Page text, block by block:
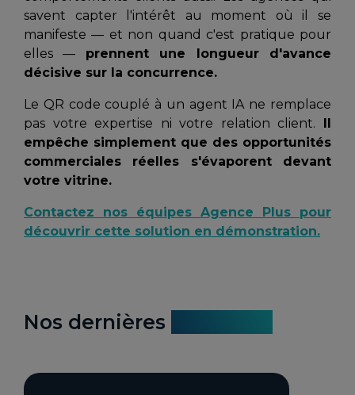
savent capter l'intérêt au moment où il se
manifeste — et non quand c'est pratique pour
elles — prennent une longueur d'avance
décisive sur la concurrence.
Le QR code couplé à un agent IA ne remplace
pas votre expertise ni votre relation client. Il
empêche simplement que des opportunités
commerciales réelles s'évaporent devant
votre vitrine.
Contactez nos équipes Agence Plus pour
découvrir cette solution en démonstration.
Nos dernières